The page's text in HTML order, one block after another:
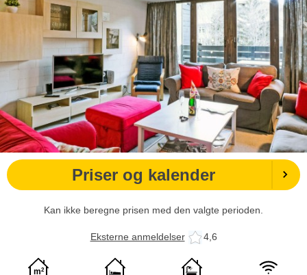
Priser og kalender
Kan ikke beregne prisen med den valgte perioden.
Eksterne anmeldelser 4,6